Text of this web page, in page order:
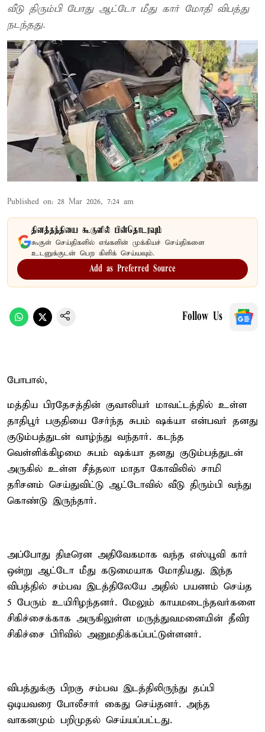
வீடு திரும்பி போது ஆட்டோ மீது கார் மோதி விபத்து
நடந்தது.
Published on: 28 Mar 2026, 7:24 am
தினத்தந்தியை கூகுளில் பின்தொடரவும்
கூகுள் செய்திகளில் எங்களின் முக்கியச் செய்திகளை
உடனுக்குடன் பெற கிளிக் செய்யவும்.
Add as Preferred Source
Follow Us
போபால்,
மத்திய பிரதேசத்தின் குவாலியர் மாவட்டத்தில் உள்ள
தாதிபூர் பகுதியை சேர்ந்த சுபம் ஷக்யா என்பவர் தனது
குடும்பத்துடன் வாழ்ந்து வந்தார். கடந்த
வெள்ளிக்கிழமை சுபம் ஷக்யா தனது குடும்பத்துடன்
அருகில் உள்ள சீத்தலா மாதா கோவிலில் சாமி
தரிசனம் செய்துவிட்டு ஆட்டோவில் வீடு திரும்பி வந்து
கொண்டு இருந்தார்.
அப்போது திடீரென அதிவேகமாக வந்த எஸ்யூவி கார்
ஒன்று ஆட்டோ மீது கடுமையாக மோதியது. இந்த
விபத்தில் சம்பவ இடத்திலேயே அதில் பயணம் செய்த
5 பேரும் உயிரிழந்தனர். மேலும் காயமடைந்தவர்களை
சிகிச்சைக்காக அருகிலுள்ள மருத்துவமனையின் தீவிர
சிகிச்சை பிரிவில் அனுமதிக்கப்பட்டுள்ளனர்.
விபத்துக்கு பிறகு சம்பவ இடத்திலிருந்து தப்பி
ஒடியவரை போலீசார் கைது செய்தனர். அந்த
வாகனமும் பறிமுதல் செய்யப்பட்டது.